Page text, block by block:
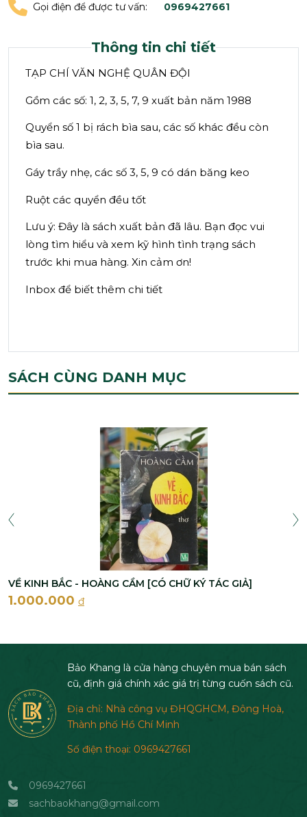
Gọi điện để được tư vấn: 0969427661
Thông tin chi tiết
TẠP CHÍ VĂN NGHỆ QUÂN ĐỘI
Gồm các số: 1, 2, 3, 5, 7, 9 xuất bản năm 1988
Quyển số 1 bị rách bìa sau, các số khác đều còn
bìa sau.
Gáy trầy nhẹ, các số 3, 5, 9 có dán băng keo
Ruột các quyển đều tốt
Lưu ý: Đây là sách xuất bản đã lâu. Bạn đọc vui
lòng tìm hiểu và xem kỹ hình tình trạng sách
trước khi mua hàng. Xin cảm ơn!
Inbox để biết thêm chi tiết
SÁCH CÙNG DANH MỤC
VỀ KINH BẮC - HOÀNG CẦM [CÓ CHỮ KÝ TÁC GIẢ]
1.000.000 đ
Bảo Khang là cửa hàng chuyên mua bán sách
cũ, định giá chính xác giá trị từng cuốn sách cũ.
Địa chỉ: Nhà công vụ ĐHQGHCM, Đông Hoà,
Thành phố Hồ Chí Minh
Số điện thoại: 0969427661
0969427661
sachbaokhang@gmail.com